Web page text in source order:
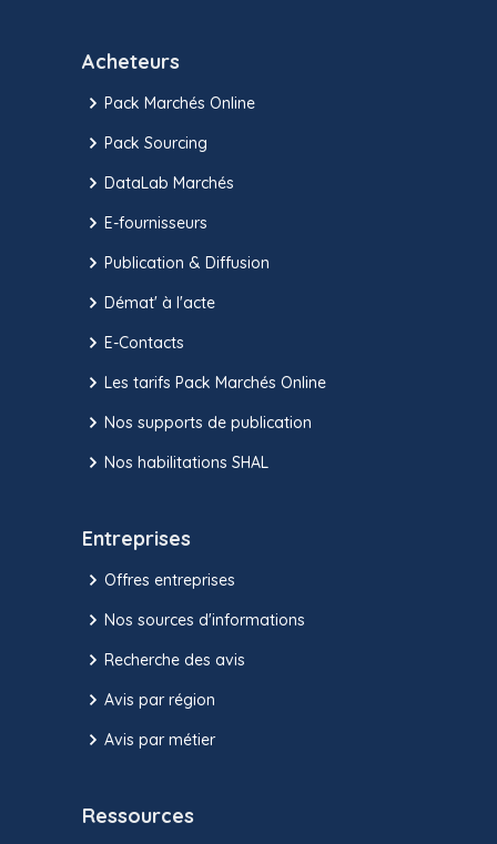
Acheteurs
Pack Marchés Online
Pack Sourcing
DataLab Marchés
E-fournisseurs
Publication & Diffusion
Démat' à l'acte
E-Contacts
Les tarifs Pack Marchés Online
Nos supports de publication
Nos habilitations SHAL
Entreprises
Offres entreprises
Nos sources d'informations
Recherche des avis
Avis par région
Avis par métier
Ressources